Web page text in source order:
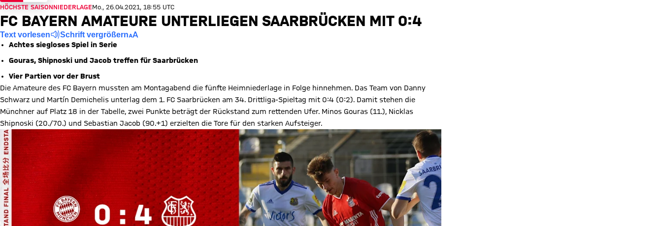
HÖCHSTE SAISONNIEDERLAGEMo., 26.04.2021, 18:55 UTC
FC BAYERN AMATEURE UNTERLIEGEN SAARBRÜCKEN MIT 0:4
Text vorlesen Schrift vergrößern
Achtes siegloses Spiel in Serie
Gouras, Shipnoski und Jacob treffen für Saarbrücken
Vier Partien vor der Brust
Die Amateure des FC Bayern mussten am Montagabend die fünfte Heimniederlage in Folge hinnehmen. Das Team von Danny
Schwarz und Martín Demichelis unterlag dem 1. FC Saarbrücken am 34. Drittliga-Spieltag mit 0:4 (0:2). Damit stehen die
Münchner auf Platz 18 in der Tabelle, zwei Punkte beträgt der Rückstand zum rettenden Ufer. Minos Gouras (11.), Nicklas
Shipnoski (20./70.) und Sebastian Jacob (90.+1) erzielten die Tore für den starken Aufsteiger.